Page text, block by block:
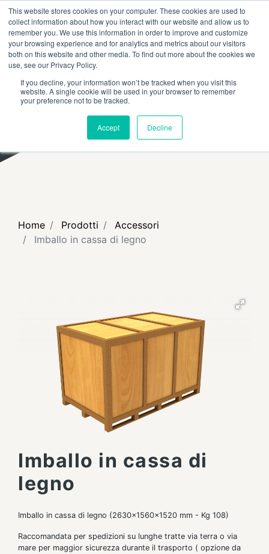
This website stores cookies on your computer. These cookies are used to
collect information about how you interact with our website and allow us to
remember you. We use this information in order to improve and customize
your browsing experience and for analytics and metrics about our visitors
both on this website and other media. To find out more about the cookies we
use, see our Privacy Policy.
If you decline, your information won’t be tracked when you visit this
website. A single cookie will be used in your browser to remember
your preference not to be tracked.
Accept Decline
RICERCA FAQ RIVENDITORI
Home Prodotti
Accessori
Imballo in cassa di legno
Imballo in cassa di
legno
Imballo in cassa di legno (2630x1560x1520 mm - Kg 108)
Raccomandata per spedizioni su lunghe tratte via terra o via
mare per maggior sicurezza durante il trasporto ( opzione da